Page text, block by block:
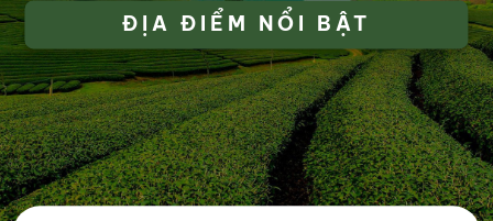
ĐỊA ĐIỂM NỔI BẬT